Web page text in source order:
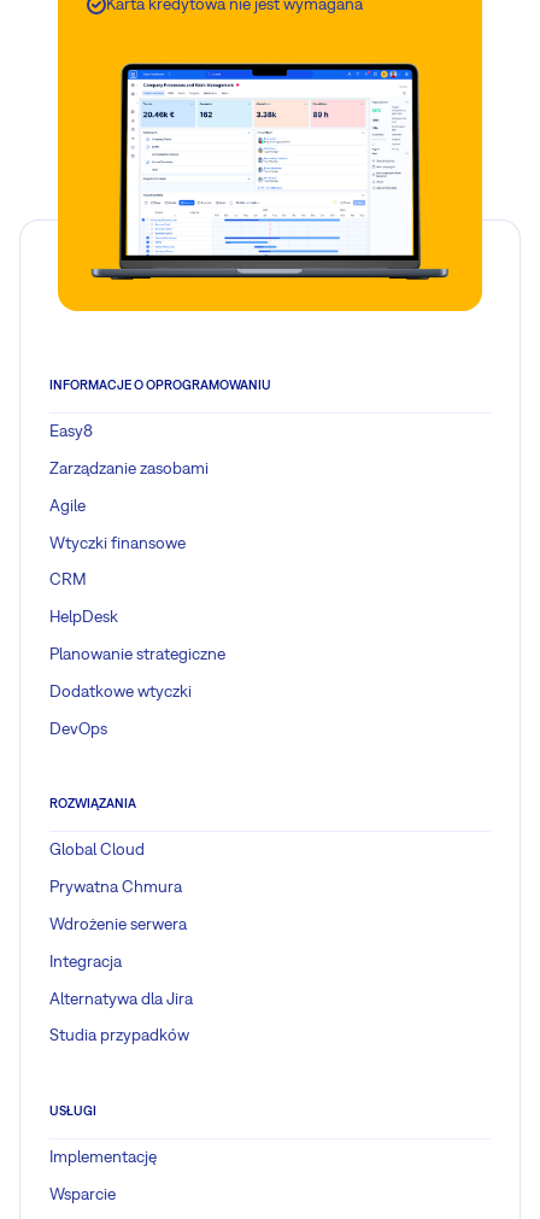
Karta kredytowa nie jest wymagana
INFORMACJE O OPROGRAMOWANIU
Easy8
Zarządzanie zasobami
Agile
Wtyczki finansowe
CRM
HelpDesk
Planowanie strategiczne
Dodatkowe wtyczki
DevOps
ROZWIĄZANIA
Global Cloud
Prywatna Chmura
Wdrożenie serwera
Integracja
Alternatywa dla Jira
Studia przypadków
USŁUGI
Implementację
Wsparcie